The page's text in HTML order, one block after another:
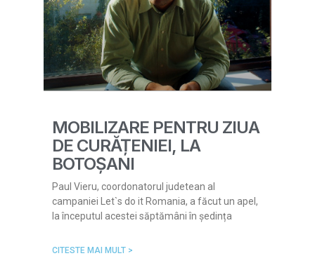
MOBILIZARE PENTRU ZIUA
DE CURĂȚENIEI, LA
BOTOȘANI
Paul Vieru, coordonatorul judetean al
campaniei Let`s do it Romania, a făcut un apel,
la începutul acestei săptămâni în ședința
CITESTE MAI MULT >